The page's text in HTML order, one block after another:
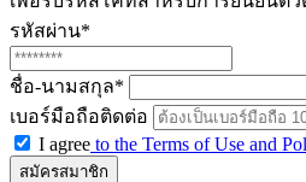
รหัสผ่าน*
ชื่อ-นามสกุล*
เบอร์มือถือติดต่อ
I agree to the Terms of Use and
สมัครสมาชิก